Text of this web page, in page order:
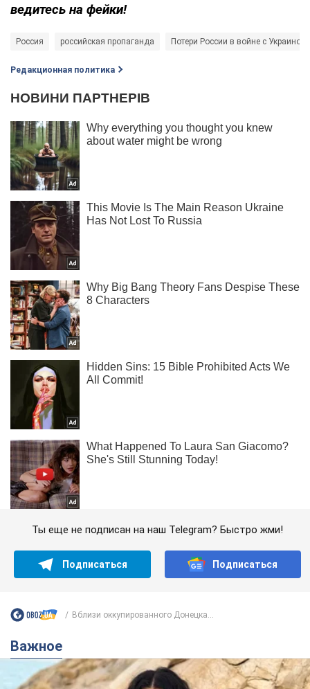
ведитесь на фейки!
Россия российская пропаганда Потери России в войне с Украиной
Редакционная политика
Ты еще не подписан на наш Telegram? Быстро жми!
Подписаться Подписаться
Вблизи оккупированного Донецка...
Важное